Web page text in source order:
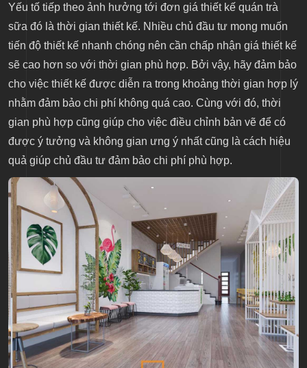
Yếu tố tiếp theo ảnh hưởng tới đơn giá thiết kế quán trà
sữa đó là thời gian thiết kế. Nhiều chủ đầu tư mong muốn
tiến độ thiết kế nhanh chóng nên cần chấp nhận giá thiết kế
sẽ cao hơn so với thời gian phù hợp. Bởi vậy, hãy đảm bảo
cho việc thiết kế được diễn ra trong khoảng thời gian hợp lý
nhằm đảm bảo chi phí không quá cao. Cùng với đó, thời
gian phù hợp cũng giúp cho việc điều chỉnh bản vẽ để có
được ý tưởng và không gian ưng ý nhất cũng là cách hiệu
quả giúp chủ đầu tư đảm bảo chi phí phù hợp.